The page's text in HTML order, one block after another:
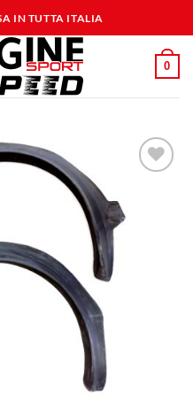
IN TUTTA ITALIA
0